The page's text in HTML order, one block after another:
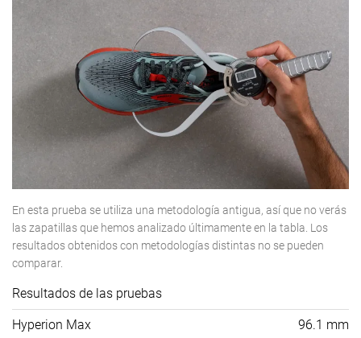
En esta prueba se utiliza una metodología antigua, así que no verás
las zapatillas que hemos analizado últimamente en la tabla. Los
resultados obtenidos con metodologías distintas no se pueden
comparar.
Resultados de las pruebas
Hyperion Max 96.1 mm